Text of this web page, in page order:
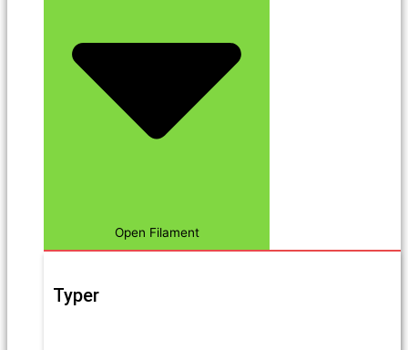
Open Filament
Typer